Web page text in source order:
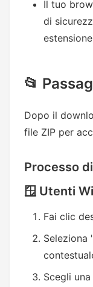
Il tuo
di
estensione
📂
Dopo il
file ZIP per
Processo
🪟 Utenti
Fai clic
Seleziona
Scegli